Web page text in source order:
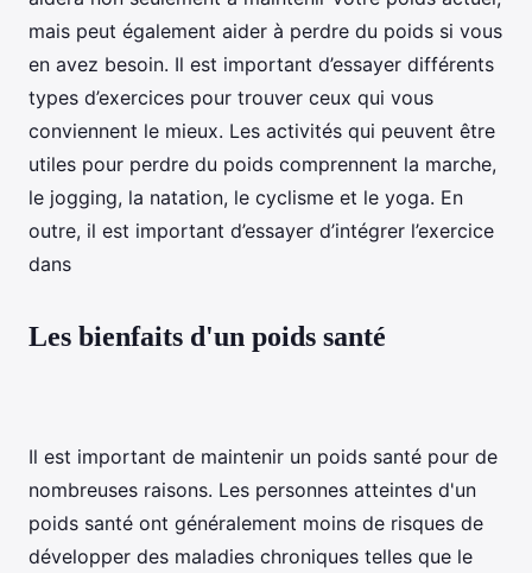
mais peut également aider à perdre du poids si vous
en avez besoin. Il est important d’essayer différents
types d’exercices pour trouver ceux qui vous
conviennent le mieux. Les activités qui peuvent être
utiles pour perdre du poids comprennent la marche,
le jogging, la natation, le cyclisme et le yoga. En
outre, il est important d’essayer d’intégrer l’exercice
dans
Les bienfaits d'un poids santé
Il est important de maintenir un poids santé pour de
nombreuses raisons. Les personnes atteintes d'un
poids santé ont généralement moins de risques de
développer des maladies chroniques telles que le